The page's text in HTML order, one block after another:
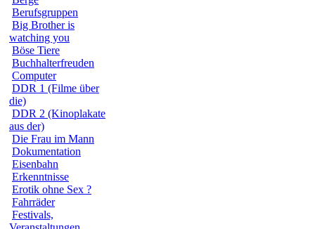
Berufsgruppen
Big Brother is
watching you
Böse Tiere
Buchhalterfreuden
Computer
DDR 1 (Filme über
die)
DDR 2 (Kinoplakate
aus der)
Die Frau im Mann
Dokumentation
Eisenbahn
Erkenntnisse
Erotik ohne Sex ?
Fahrräder
Festivals,